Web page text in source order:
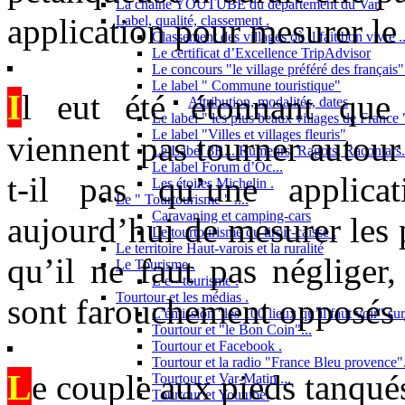
La chaîne YOUTUBE du département du Var
Label, qualité, classement .
Classement des villages où il fait bon vivre
Le certificat d’Excellence TripAdvisor
Le concours "le village préféré des
Le label " Commune touristique"
Attribution, modalités, dates
Le label " les plus beaux villages de France
Le label "Villes et villages fleuris"
Le Label 3R....Rumeurs, Ragots,
Le label Forum d’Oc...
Les étoiles Michelin .
Le " Tourtourisme " ....
Caravaning et camping-cars
Le tourtourisme du tiroir-caisse .
Le territoire Haut-varois et la ruralité
Le Tourisme .
L’e - tourisme .
Tourtour et les médias .
L’émission "les 100 lieux qu’il faut voir"
Tourtour et "le Bon Coin"...
Tourtour et Facebook .
Tourtour et la radio "France Bleu
Tourtour et Var-Matin ...
Tourtour et Youtube.
application pour mesurer
Il eut été étonnant que
viennent pas tourner
t-il pas qu’une
aujourd’hui de mesurer
qu’il ne faut pas
sont farouchement
Le couple aux pieds